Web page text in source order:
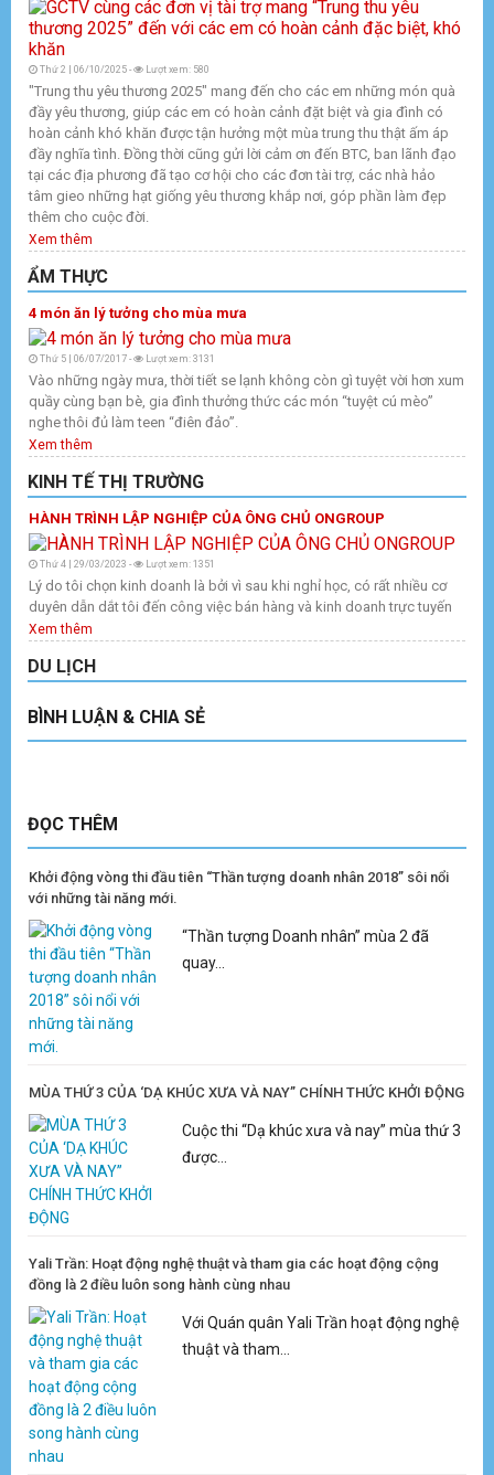
Thứ 2 | 06/10/2025 - Lượt xem: 580
"Trung thu yêu thương 2025" mang đến cho các em những món quà
đầy yêu thương, giúp các em có hoàn cảnh đặt biệt và gia đình có
hoàn cảnh khó khăn được tận hưởng một mùa trung thu thật ấm áp
đầy nghĩa tình. Đồng thời cũng gửi lời cảm ơn đến BTC, ban lãnh đạo
tại các địa phương đã tạo cơ hội cho các đơn tài trợ, các nhà hảo
tâm gieo những hạt giống yêu thương khắp nơi, góp phần làm đẹp
thêm cho cuộc đời.
Xem thêm
ẨM THỰC
4 món ăn lý tưởng cho mùa mưa
Thứ 5 | 06/07/2017 - Lượt xem: 3131
Vào những ngày mưa, thời tiết se lạnh không còn gì tuyệt vời hơn xum
quầy cùng bạn bè, gia đình thưởng thức các món “tuyệt cú mèo”
nghe thôi đủ làm teen “điên đảo”.
Xem thêm
KINH TẾ THỊ TRƯỜNG
HÀNH TRÌNH LẬP NGHIỆP CỦA ÔNG CHỦ ONGROUP
Thứ 4 | 29/03/2023 - Lượt xem: 1351
Lý do tôi chọn kinh doanh là bởi vì sau khi nghỉ học, có rất nhiều cơ
duyên dẫn dắt tôi đến công việc bán hàng và kinh doanh trực tuyến
Xem thêm
DU LỊCH
BÌNH LUẬN & CHIA SẺ
ĐỌC THÊM
Khởi động vòng thi đầu tiên “Thần tượng doanh nhân 2018” sôi nổi
với những tài năng mới.
“Thần tượng Doanh nhân” mùa 2 đã
quay...
MÙA THỨ 3 CỦA ‘DẠ KHÚC XƯA VÀ NAY” CHÍNH THỨC KHỞI ĐỘNG
Cuộc thi “Dạ khúc xưa và nay” mùa thứ 3
được...
Yali Trần: Hoạt động nghệ thuật và tham gia các hoạt động cộng
đồng là 2 điều luôn song hành cùng nhau
Với Quán quân Yali Trần hoạt động nghệ
thuật và tham...